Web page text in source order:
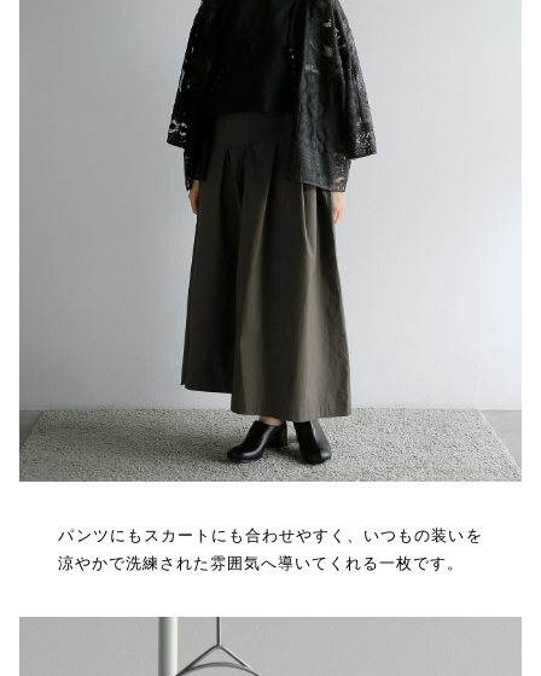
パンツにもスカートにも合わせやすく、いつもの装いを
涼やかで洗練された雰囲気へ導いてくれる一枚です。